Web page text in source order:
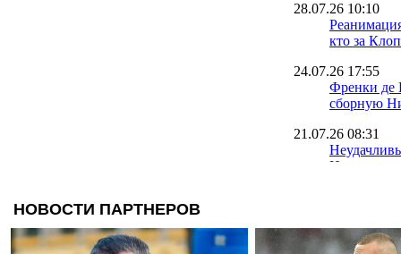
28.07.26 10:10
кто за
24.07.26 17:55
Френки де
сборную
21.07.26 08:31
Барселона
травмы